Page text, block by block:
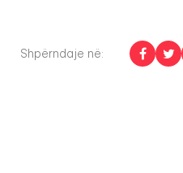
Shpërndaje në: